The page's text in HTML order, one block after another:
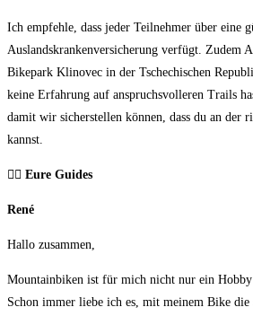
Ich empfehle, dass jeder Teilnehmer über eine
Auslandskrankenversicherung verfügt. Zudem
Bikepark Klinovec in der Tschechischen
keine Erfahrung auf anspruchsvolleren Trails
damit wir sicherstellen können, dass du an der
kannst.
🦸 ‍♂️ Eure Guides
René
Hallo zusammen,
Mountainbiken ist für mich nicht nur ein Hobby
Schon immer liebe ich es, mit meinem Bike die